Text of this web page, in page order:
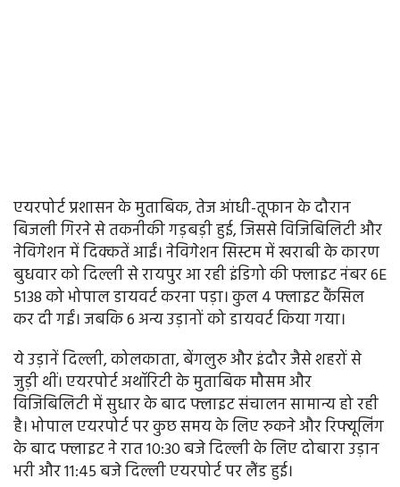
एयरपोर्ट प्रशासन के मुताबिक, तेज आंधी-तूफान के दौरान
बिजली गिरने से तकनीकी गड़बड़ी हुई, जिससे विजिबिलिटी और
नेविगेशन में दिक्कतें आईं। नेविगेशन सिस्टम में खराबी के कारण
बुधवार को दिल्ली से रायपुर आ रही इंडिगो की फ्लाइट नंबर 6E
5138 को भोपाल डायवर्ट करना पड़ा। कुल 4 फ्लाइट कैंसिल
कर दी गईं। जबकि 6 अन्य उड़ानों को डायवर्ट किया गया।
ये उड़ानें दिल्ली, कोलकाता, बेंगलुरु और इंदौर जैसे शहरों से
जुड़ी थीं। एयरपोर्ट अथॉरिटी के मुताबिक मौसम और
विजिबिलिटी में सुधार के बाद फ्लाइट संचालन सामान्य हो रही
है। भोपाल एयरपोर्ट पर कुछ समय के लिए रुकने और रिफ्यूलिंग
के बाद फ्लाइट ने रात 10:30 बजे दिल्ली के लिए दोबारा उड़ान
भरी और 11:45 बजे दिल्ली एयरपोर्ट पर लैंड हुई।